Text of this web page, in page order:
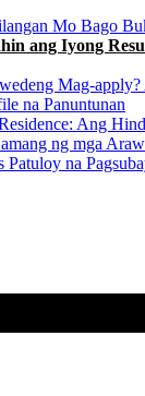
Mo Bago
ang Iyong
Mag-
na Panuntunan
Ang
ng mga Araw
Patuloy na